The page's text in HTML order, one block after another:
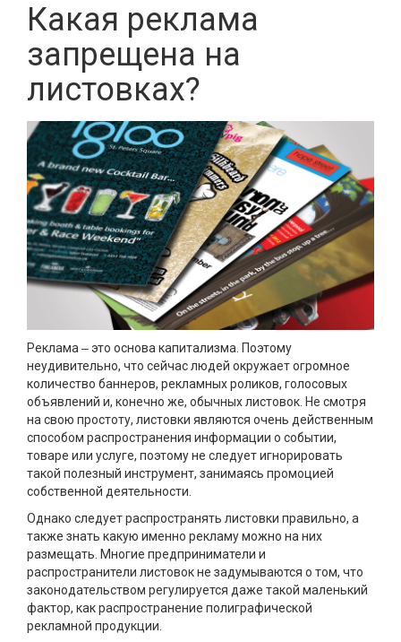
Какая реклама
запрещена на
листовках?
Реклама ‒ это основа капитализма. Поэтому
неудивительно, что сейчас людей окружает огромное
количество баннеров, рекламных роликов, голосовых
объявлений и, конечно же, обычных листовок. Не смотря
на свою простоту, листовки являются очень действенным
способом распространения информации о событии,
товаре или услуге, поэтому не следует игнорировать
такой полезный инструмент, занимаясь промоцией
собственной деятельности.
Однако следует распространять листовки правильно, а
также знать какую именно рекламу можно на них
размещать. Многие предприниматели и
распространители листовок не задумываются о том, что
законодательством регулируется даже такой маленький
фактор, как распространение полиграфической
рекламной продукции.